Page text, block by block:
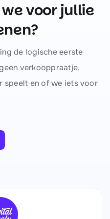
voor jullie
de logische eerste
verkooppraatje,
speelt en of we iets voor